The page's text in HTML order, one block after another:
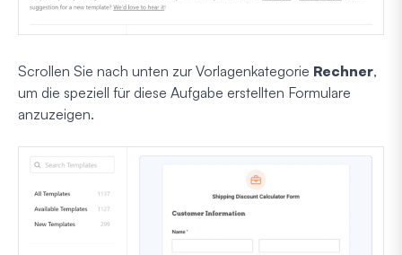
Scrollen Sie nach unten zur Vorlagenkategorie Rechner,
um die speziell für diese Aufgabe erstellten Formulare
anzuzeigen.